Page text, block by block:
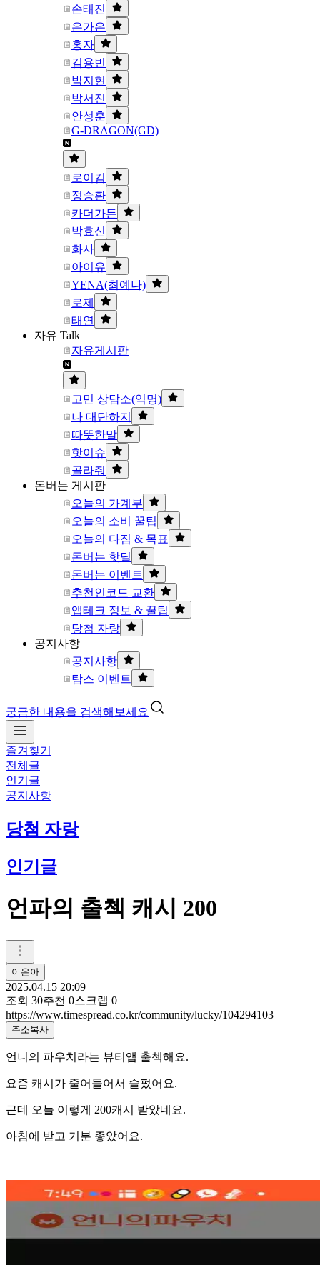
손태진
은가은
홍자
김용빈
박지현
박서진
안성훈
G-DRAGON(GD)
로이킴
정승환
카더가든
박효신
화사
아이유
YENA(최예나)
로제
태연
자유 Talk
자유게시판
고민 상담소(익명)
나 대단하지
따뜻한말
핫이슈
골라줘
돈버는 게시판
오늘의 가계부
오늘의 소비 꿀팁
오늘의 다짐 & 목표
돈버는 핫딜
돈버는 이벤트
추천인코드 교환
앱테크 정보 & 꿀팁
당첨 자랑
공지사항
공지사항
탐스 이벤트
궁금한 내용을 검색해보세요
즐겨찾기
전체글
인기글
공지사항
당첨 자랑
인기글
언파의 출첵 캐시 200
이은아
2025.04.15 20:09
조회 30추천 0스크랩 0
https://www.timespread.co.kr/community/lucky/104294103
주소복사
언니의 파우치라는 뷰티앱 출첵해요.
요즘 캐시가 줄어들어서 슬펐어요.
근데 오늘 이렇게 200캐시 받았네요.
아침에 받고 기분 좋았어요.